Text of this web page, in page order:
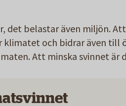
det belastar även miljön.
klimatet och bidrar även till
Att minska svinnet